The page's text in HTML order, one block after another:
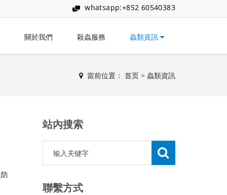
whatsapp:+852 60540383
關於我們 殺蟲服務 蟲類資訊
當前位置： 首页 > 蟲類資訊
站內搜索
聯繫方式